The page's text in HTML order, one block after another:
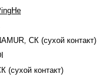
СК (сухой контакт)
(сухой контакт)